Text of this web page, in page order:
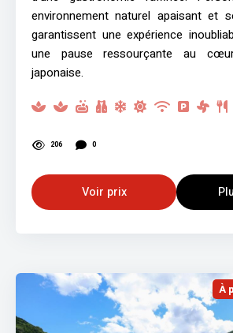
environnement naturel apaisant et
garantissent une expérience
une pause ressourçante au
japonaise.
206 0
Voir prix
À